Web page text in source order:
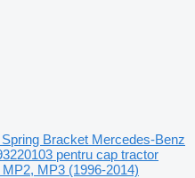
Spring Bracket Mercedes-Benz
pentru cap tractor
MP3 (1996-2014)